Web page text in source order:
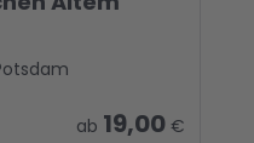
ab 19,00€